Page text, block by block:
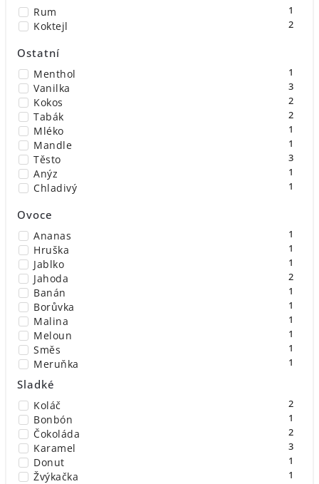
Rum 1
Koktejl 2
Ostatní
Menthol 1
Vanilka 3
Kokos 2
Tabák 2
Mléko 1
Mandle 1
Těsto 3
Anýz 1
Chladivý 1
Ovoce
Ananas 1
Hruška 1
Jablko 1
Jahoda 2
Banán 1
Borůvka 1
Malina 1
Meloun 1
Směs 1
Meruňka 1
Mango
Citrusové plody
Červený rybíz 1
Třešeň 1
Cukrový meloun 1
Sladké
Koláč 2
Bonbón 1
Čokoláda 2
Karamel 3
Donut 1
Žvýkačka 1